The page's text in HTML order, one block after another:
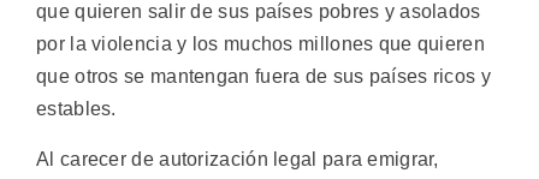
que quieren salir de sus países pobres y asolados
por la violencia y los muchos millones que quieren
que otros se mantengan fuera de sus países ricos y
estables.
Al carecer de autorización legal para emigrar,